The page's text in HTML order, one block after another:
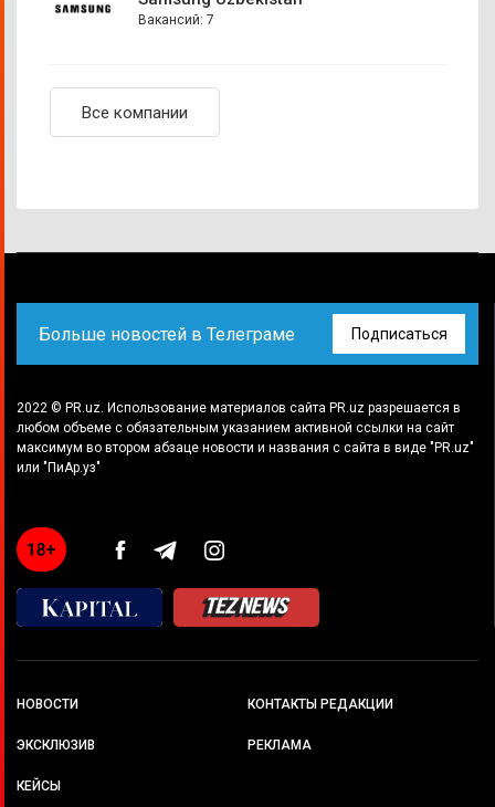
Вакансий: 7
Все компании
Больше новостей в Телеграме Подписаться
2022 © PR.uz. Использование материалов сайта PR.uz разрешается в
любом объеме с обязательным указанием активной ссылки на сайт
максимум во втором абзаце новости и названия с сайта в виде "PR.uz"
или "ПиАр.уз"
НОВОСТИ
ЭКСКЛЮЗИВ
КЕЙСЫ
КОНТАКТЫ РЕДАКЦИИ
РЕКЛАМА